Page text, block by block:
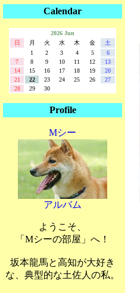
Calendar
2026 Jun
日
月 火 水 木 金
土
1
2 3 4 5
6
7
8 9 10 11 12
13
14
15 16 17 18 19
20
21
22 23 24 25 26
27
28
29 30
Profile
Mシー
アルバム
ようこそ、
「Mシーの部屋」へ！
坂本龍馬と高知が大好き
な、典型的な土佐人の私。